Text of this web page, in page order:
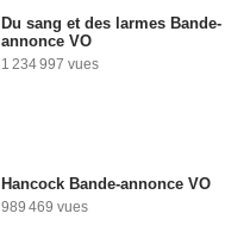
Du sang et des larmes Bande-
annonce VO
1 234 997 vues
Hancock Bande-annonce VO
989 469 vues